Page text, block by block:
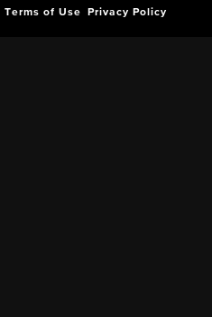
Terms of Use Privacy Policy